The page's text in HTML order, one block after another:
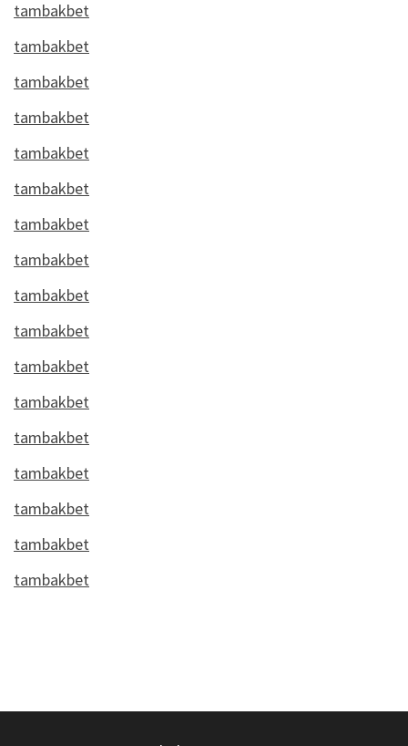
tambakbet
tambakbet
tambakbet
tambakbet
tambakbet
tambakbet
tambakbet
tambakbet
tambakbet
tambakbet
tambakbet
tambakbet
tambakbet
tambakbet
tambakbet
tambakbet
tambakbet